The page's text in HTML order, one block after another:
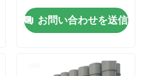
性 耐久性 工業用
お問い合わせを送信